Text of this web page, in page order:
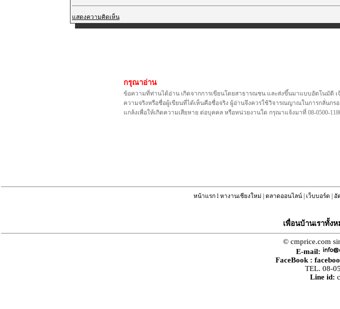
แสดงความคิดเห็น
กรุณาอ่าน
ข้อความที่ท่านได้อ่าน เกิดจากการเขียนโดยสาธารณชน และส่งขึ้นมาแบบอัตโนมัติ
ความจริงหรือชื่อผู้เขียนที่ได้เห็นคือชื่อจริง ผู้อ่านจึงควรใช้วิจารณญาณในการกลั่นก
แกล้งเพื่อให้เกิดความเสียหาย ต่อบุคคล หรือหน่วยงานใด กรุณาแจ้งมาที่ 08-0500-
หน้าแรกl หางานเชียงใหม่ | ตลาดออนไลน์| เว็บบอร์ด | อั
เพื่อนบ้านเราทั้ง
© cmprice.com
E-mail:
FaceBook :
TEL. 08-
Line id: